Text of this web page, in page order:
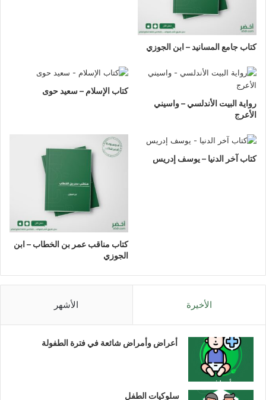
كتاب جامع المسانيد – ابن الجوزي
رواية البيت الأندلسي – واسيني
الأعرج
كتاب الإسلام – سعيد حوى
كتاب آخر الدنيا – يوسف إدريس
كتاب مناقب عمر بن الخطاب – ابن
الجوزي
الأخيرة الأشهر
أعراض وأمراض شائعة في فترة الطفولة
سلوكيات الطفل